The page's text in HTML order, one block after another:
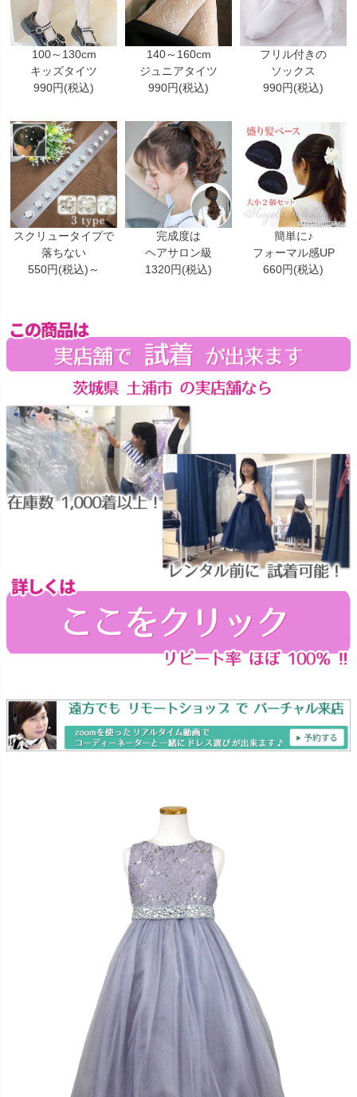
100～130cm
キッズタイツ
990円(税込)
140～160cm
ジュニアタイツ
990円(税込)
フリル付きの
ソックス
990円(税込)
スクリュータイプで
落ちない
550円(税込)～
完成度は
ヘアサロン級
1320円(税込)
簡単に♪
フォーマル感UP
660円(税込)